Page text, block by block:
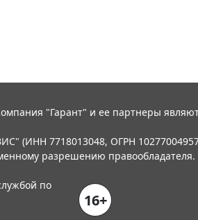
"Гарант" и ее партнеры
(ИНН 7718013048, ОГРН
разрешению правообладателя.
по
16+